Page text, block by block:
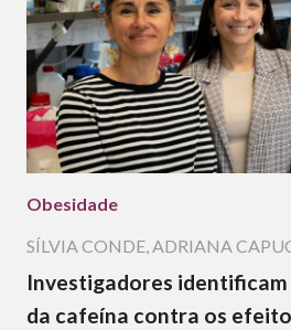
Obesidade
SÍLVIA CONDE,ADRIANA
Investigadores
da cafeína contra os